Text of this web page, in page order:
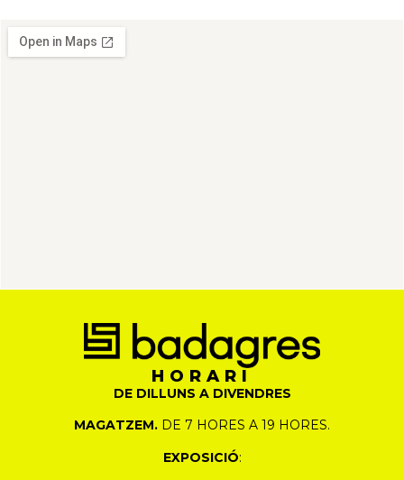
HORARI
DE DILLUNS A DIVENDRES
MAGATZEM. DE 7 HORES A 19 HORES.
EXPOSICIÓ: